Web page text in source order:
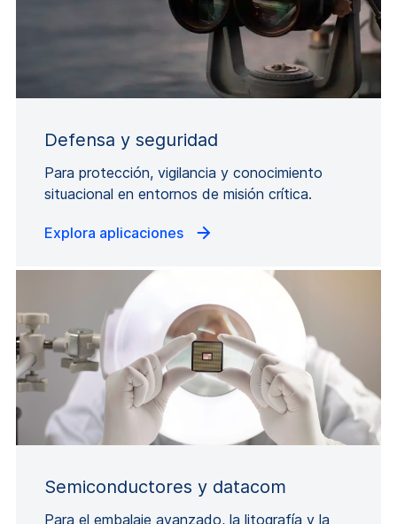
Defensa y seguridad
Para protección, vigilancia y conocimiento
situacional en entornos de misión crítica.
Explora aplicaciones
Semiconductores y datacom
Para el embalaje avanzado, la litografía y la